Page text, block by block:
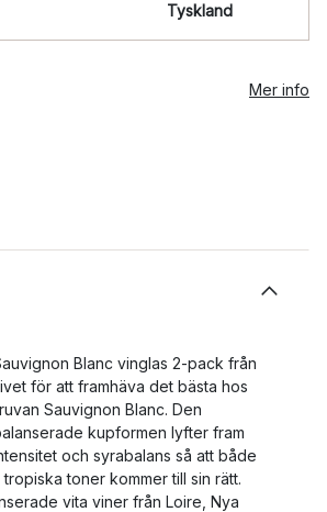
Tyskland
Mer info
Blanc vinglas 2-pack från
för att framhäva det bästa hos
Sauvignon Blanc. Den
kupformen lyfter fram
och syrabalans så att både
toner kommer till sin rätt.
vita viner från Loire, Nya